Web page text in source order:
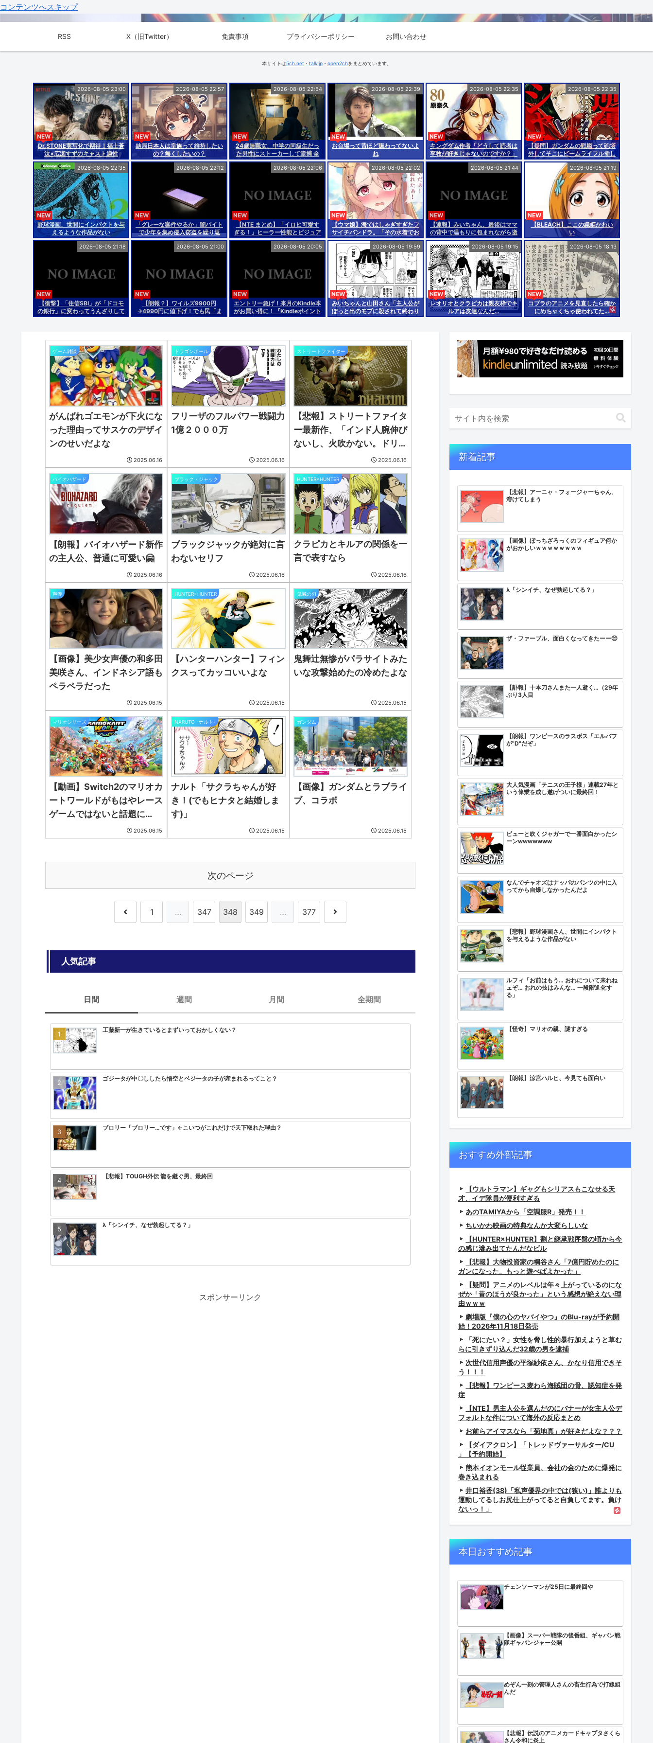
コンテンツへスキップ
RSS X（旧Twitter） 免責事項 プライバシーポリシー お問い合わせ
本サイトは5ch.net ・ talk.jp・ open2chをまとめています。
Dr.STONE実写化で期待！福士蒼
汰×広瀬すずのキャスト適性
NEW
2026-08-05 23:00
結局日本人は皇族って維持したい
の？無くしたいの？
NEW
2026-08-05 22:57
24歳無職女、中学の同級生だっ
た男性にストーカーして逮捕 全
く親しくないのに20回以上物品
贈る
NEW
2026-08-05 22:54
お台場って昔ほど賑わってないよ
ね
NEW
2026-08-05 22:39
キングダム作者「どうして読者は
李牧が好きじゃないのですか？」
←たしかに謎よな
NEW
2026-08-05 22:35
【疑問】ガンダムの戦艦って砲塔
外してそこにビームライフル挿し
といたらいいんじゃない？？？？
NEW
2026-08-05 22:35
野球漫画、世間にインパクトを与
えるような作品がない
NEW
2026-08-05 22:35
「グレーな案件やるか」闇バイト
で少年を集め侵入窃盗を繰り返
す 中学生含む7人を逮捕
NEW
2026-08-05 22:12
【NTE まとめ】「イロヒ可愛す
ぎる！」ヒーラー性能とビジュア
ルに海外ファンが大歓喜！【海外
の反応】
NEW
2026-08-05 22:06
【ウマ娘】海ではしゃぎすぎたフ
サイチパンドラ。「その水着でお
んぶはマズイ…」
NEW
2026-08-05 22:02
【速報】みいちゃん、最後はママ
の背中で温もりに包まれながら逝
く…
NEW
2026-08-05 21:44
【BLEACH】ここの織姫かわい
い
NEW
2026-08-05 21:19
【衝撃】「住信SBI」が「ドコモ
の銀行」に変わってうんざりして
るやつｗｗｗｗｗ
NEW
2026-08-05 21:18
【朗報？】ワイルズ9900円
→4990円に値下げ！でも民「ま
だ高い」で草
NEW
2026-08-05 21:00
エントリー急げ！来月のKindle本
がお買い得に！『Kindleポイント
クラブ Beta』がスタート！5万
NEW
2026-08-05 20:05
みいちゃんと山田さん「主人公が
ぽっと出のモブに殺されて終わり
ます」←これ
NEW
2026-08-05 19:59
レオリオとクラピカは親友枠でキ
ルアは友達なんだ…
NEW
2026-08-05 19:15
コブラのアニメを見直したら確か
にめちゃくちゃ使われてた…
NEW
2026-08-05 18:13
ゲーム雑談
がんばれゴエモンが下火にな
った理由ってサスケのデザイ
ンのせいだよな
2025.06.16
ドラゴンボール
フリーザのフルパワー戦闘力
1億２０００万
2025.06.16
ストリートファイター
【悲報】ストリートファイタ
ー最新作、「インド人腕伸び
ないし、火吹かない。ドリル
キックも変」と炎上
2025.06.16
バイオハザード
【朗報】バイオハザード新作
の主人公、普通に可愛い🤗
2025.06.16
ブラック・ジャック
ブラックジャックが絶対に言
わないセリフ
2025.06.16
HUNTER×HUNTER
クラピカとキルアの関係を一
言で表すなら
2025.06.16
声優
【画像】美少女声優の和多田
美咲さん、インドネシア語も
ペラペラだった
2025.06.15
HUNTER×HUNTER
【ハンターハンター】フィン
クスってカッコいいよな
2025.06.15
鬼滅の刃
鬼舞辻無惨がパラサイトみた
いな攻撃始めたの冷めたよな
2025.06.15
マリオシリーズ
【動画】Switch2のマリオカ
ートワールドがもはやレース
ゲームではないと話題に
wwwwwwwwwwwwwww
wwwwwwwwwwwwww
2025.06.15
NARUTO -ナルト-
ナルト「サクラちゃんが好
き！(でもヒナタと結婚しま
す)」
2025.06.15
ガンダム
【画像】ガンダムとラブライ
ブ、コラボ
2025.06.15
次のページ
前 1 … 347 348 349 … 377 次
人気記事
日間
工藤新一が生きているとまずいっておかしくない？
ゴジータが中〇ししたら悟空とベジータの子が産まれるってこと？
ブロリー「ブロリー…です」←こいつがこれだけで天下取れた理由？
【悲報】TOUGH外伝 龍を継ぐ男、最終回
λ「シンイチ、なぜ勃起してる？」
週間
HUNTER×HUNTERのこいつっていつ仲間になったん？
スラダンの海南が全国2位いけたのが納得いかないんやが
みいちゃんと山田さん、次号最終回
【画像】ひぐらし「女子小学生を和式便器の中に突っ込んで、糞尿まみれで窒息死させよう！！」←これ
【悲報】エターナルセーラームーン←こいつ最強すぎワロタｗｗｗｗｗｗｗｗｗｗwｗｗｗｗ
月間
みいちゃんと山田さん、次号最終回
アニメ無職転生3期が始まるけどこれどうみても漫画を追い抜くけど
【画像】「彼岸島」の作者がヤニねこ描いた結果ｗｗｗｗ
無職転生第3期が第一話からいきなり女の子をボコボコにして失禁させるシーンを流したらしいけど
全期間
大人気エロ漫画「サバエとヤッたら終わる」、最終回を迎える
【画像】トガちゃんの新作フィギュア、完全にセ〇クスｗｗｗｗｗｗｗｗｗｗｗｗｗｗｗ
【悲報】ワンパンマン3期の作画お前らくんが想像する2倍ヤバい
【悲報】なろう作家さん、コミック化までこぎ着けたのに絵師ガチャで大外れを引いてしまうwwwww
地獄】 みいちゃん、実家に帰るも、母親の芽衣子がキ○ガイ化して家がゴミ屋敷になってた
スポンサーリンク
新着記事
【悲報】アーニャ・フォージャーちゃん、
溶けてしまう
【画像】ぼっちざろっくのフィギュア何か
がおかしいｗｗｗｗｗｗｗｗ
λ「シンイチ、なぜ勃起してる？」
ザ・ファーブル、面白くなってきたーー🥺
【訃報】十本刀さんまた一人逝く…（29年
ぶり3人目
【朗報】ワンピースのラスボス「エルバフ
が"D"だぞ」
大人気漫画「テニスの王子様」連載27年と
いう偉業を成し遂げついに最終回！
ピューと吹くジャガーで一番面白かったシ
ーンwwwwwww
なんでチャオズはナッパのパンツの中に入
ってから自爆しなかったんだよ
【悲報】野球漫画さん、世間にインパクト
を与えるような作品がない
ルフィ「お前はもう… おれについて来れね
ェぞ… おれの技はみんな… 一段階進化す
る」
【怪奇】マリオの親、謎すぎる
【朗報】涼宮ハルヒ、今見ても面白い
おすすめ外部記事
【ウルトラマン】ギャグもシリアスもこなせる天
才、イデ隊員が便利すぎる
あのTAMIYAから「空調服R」発売！！
ちいかわ映画の特典なんか大変らしいな
【HUNTER×HUNTER】割と継承戦序盤の頃から今
の感じ滲み出てたんだなビル
【悲報】大物投資家の桐谷さん「7億円貯めたのに
ガンになった。もっと遊べばよかった」
【疑問】アニメのレベルは年々上がっているのにな
ぜか「昔のほうが良かった」という感想が絶えない理
由ｗｗｗ
劇場版『僕の心のヤバイやつ』のBlu-rayが予約開
始！2026年11月18日発売
「死にたい？」女性を脅し性的暴行加えようと草む
らに引きずり込んだ32歳の男を逮捕
次世代信用声優の平塚紗依さん、かなり信用できそ
う！！！
【悲報】ワンピース麦わら海賊団の骨、認知症を発
症
【NTE】男主人公を選んだのにバナーが女主人公デ
フォルトな件について海外の反応まとめ
お前らアイマスなら「菊地真」が好きだよな？？？
【ダイアクロン】「トレッドヴァーサルター/CU
」【予約開始】
熊本イオンモール従業員、会社の金のために爆発に
巻き込まれる
井口裕香(38)「私声優界の中では(狭い)」誰よりも
運動してるしお尻仕上がってると自負してます。負け
ないっ！」
本日おすすめ記事
チェンソーマンが25日に最終回や
【画像】スーパー戦隊の後番組、ギャバン戦
隊ギャバンジャー公開
めぞん一刻の管理人さんの畜生行為で打線組
んだ
【悲報】伝説のアニメカードキャプタさくら
さん令和に炎上